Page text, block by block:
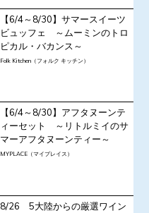
【6/4～8/30】サマースイーツ
ビュッフェ ～ムーミンのトロ
ピカル・バカンス～
Folk Kitchen（フォルク キッチン）
【6/4～8/30】アフタヌーンテ
ィーセット ～リトルミイのサ
マーアフタヌーンティー～
MYPLACE（マイプレイス）
8/26 5大陸からの厳選ワイン